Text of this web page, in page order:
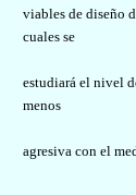
viables de diseño
cuales se
estudiará el nivel
menos
agresiva con el